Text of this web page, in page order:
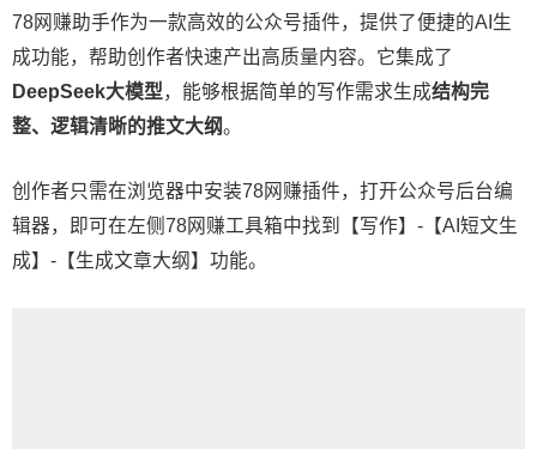
78网赚助手作为一款高效的公众号插件，提供了便捷的AI生
成功能，帮助创作者快速产出高质量内容。它集成了
DeepSeek大模型，能够根据简单的写作需求生成结构完
整、逻辑清晰的推文大纲。
创作者只需在浏览器中安装78网赚插件，打开公众号后台编
辑器，即可在左侧78网赚工具箱中找到【写作】-【AI短文生
成】-【生成文章大纲】功能。